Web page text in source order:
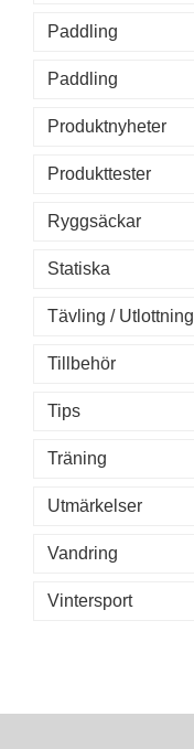
Paddling
Paddling
Produktnyheter
Produkttester
Ryggsäckar
Statiska
Tävling / Utlottning
Tillbehör
Tips
Träning
Utmärkelser
Vandring
Vintersport